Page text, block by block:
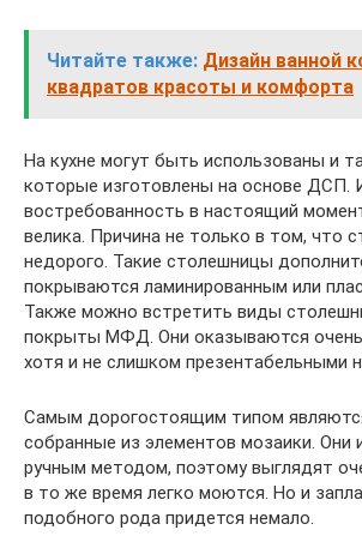
Читайте также: Дизайн ванной
квадратов красоты и комфорта
На кухне могут быть использованы и
которые изготовлены на основе ДСП.
востребованность в настоящий
велика. Причина не только в том, что
недорого. Такие столешницы
покрываются ламинированным или
Также можно встретить виды
покрыты МФД. Они оказываются
хотя и не слишком презентабельными
Самым дорогостоящим типом
собранные из элементов мозаики. Они
ручным методом, поэтому выглядят
в то же время легко моются. Но и
подобного рода придется немало.